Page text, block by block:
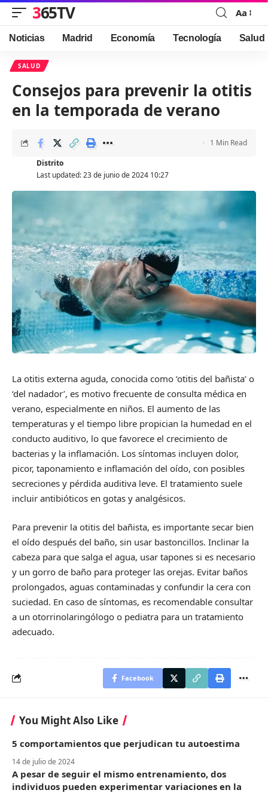
365TV
Font
Resizer
Aa
Noticias Madrid Economía Tecnología Salud
SALUD
Consejos para prevenir la otitis
en la temporada de verano
Last updated: 23 de junio de 2024 10:27
Distrito
1 Min Read
La otitis externa aguda, conocida como ‘otitis del bañista’ o
‘del nadador’, es motivo frecuente de consulta médica en
verano, especialmente en niños. El aumento de las
temperaturas y el tiempo libre propician la humedad en el
conducto auditivo, lo que favorece el crecimiento de
bacterias y la inflamación. Los síntomas incluyen dolor,
picor, taponamiento e inflamación del oído, con posibles
secreciones y pérdida auditiva leve. El tratamiento suele
incluir antibióticos en gotas y analgésicos.
Para prevenir la otitis del bañista, es importante secar bien
el oído después del baño, sin usar bastoncillos. Inclinar la
cabeza para que salga el agua, usar tapones si es necesario
y un gorro de baño para proteger las orejas. Evitar baños
prolongados, aguas contaminadas y confundir la cera con
suciedad. En caso de síntomas, es recomendable consultar
a un otorrinolaringólogo o pediatra para un tratamiento
adecuado.
Facebook
You Might Also Like
5 comportamientos que perjudican tu autoestima
14 de julio de 2024
A pesar de seguir el mismo entrenamiento, dos
individuos pueden experimentar variaciones en la